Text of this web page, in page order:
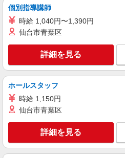
224,000円〜 （
【トップフレ
京都調布市深大寺
社】東京都世田
社後各店舗へ配
谷区・品川区・大
狛江市・日野市 神
津区・川崎市多摩
アルバイト パート
トップフレッシュマーケット 深大寺
鮮魚スタッフま
時給1,226円
東京都調布市
ッシュマーケッ
キープ
個別指導講師
時給 1,040円〜1,390円
仙台市青葉区
詳細を見る
ホールスタッフ
時給 1,150円
仙台市青葉区
詳細を見る